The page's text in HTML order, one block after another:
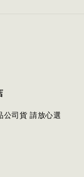
公司貨 請放心選